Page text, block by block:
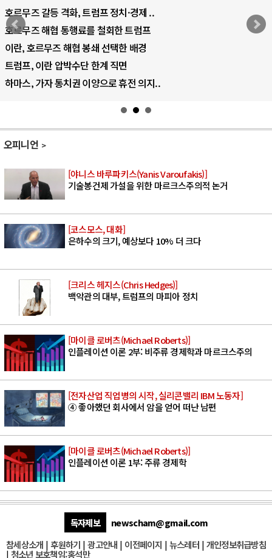
중국 AI, 저가 공세로 글로벌 토큰 시..
AI 국부펀드 구상 놓고 미국 진보진영 ..
AI 데이터센터 반대 투쟁은 새로운 글로..
AI의 숨은 환경 비용: 데이터센터 확산..
AI는 어떻게 미국 민주주의를 잠식하고 ..
오피니언
[야니스 바루파키스(Yanis Varoufakis)]
기술봉건제 가설을 위한 마르크스주의적 논거
[코스모스, 대화]
은하수의 크기, 예상보다 10% 더 크다
[크리스 헤지스(Chris Hedges)]
백악관의 대부, 트럼프의 마피아 정치
[마이클 로버츠(Michael Roberts)]
인플레이션 이론 2부: 비주류 경제학과 마르크스주의
[전자산업 직업병의 시작, 실리콘밸리 IBM 노동자]
④ 좋아했던 회사에서 암을 얻어 떠난 남편
[마이클 로버츠(Michael Roberts)]
인플레이션 이론 1부: 주류 경제학
독자제보
newscham@gmail.com
참세상소개 | 후원하기 |광고안내 | 이전페이지 | 뉴스레터| 개인정보취급방침
| 청소년 보호책임:홍석만